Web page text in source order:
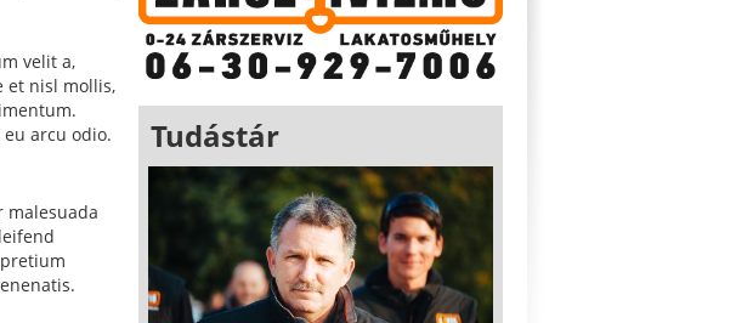
velit a,
et nisl mollis,
arcu odio.
malesuada
Tudástár